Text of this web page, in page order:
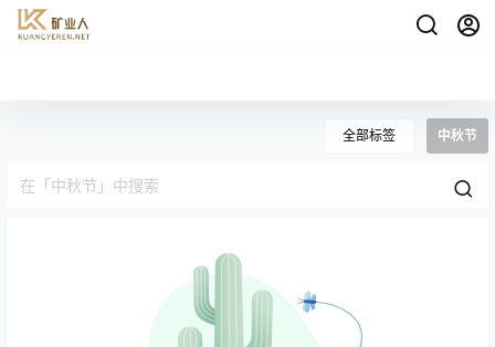
全部标签 中秋节